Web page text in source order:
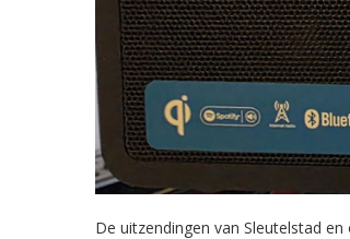
De uitzendingen van Sleutelstad